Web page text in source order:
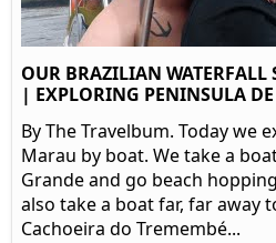
OUR BRAZILIAN WATERFALL
| EXPLORING PENINSULA
By The Travelbum. Today we
Marau by boat. We take a
Grande and go beach
also take a boat far, far away
Cachoeira do Tremembé...